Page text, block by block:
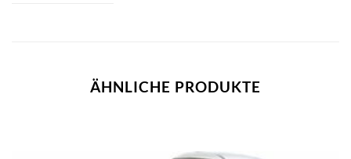
ÄHNLICHE PRODUKTE